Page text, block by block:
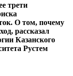
трети
О том, почему
рассказал
Казанского
Рустем